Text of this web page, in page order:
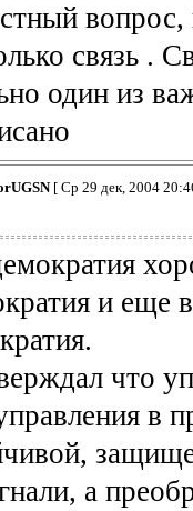
связь .
один из
[ Ср 29 дек, 2004
и еще
что
в
а